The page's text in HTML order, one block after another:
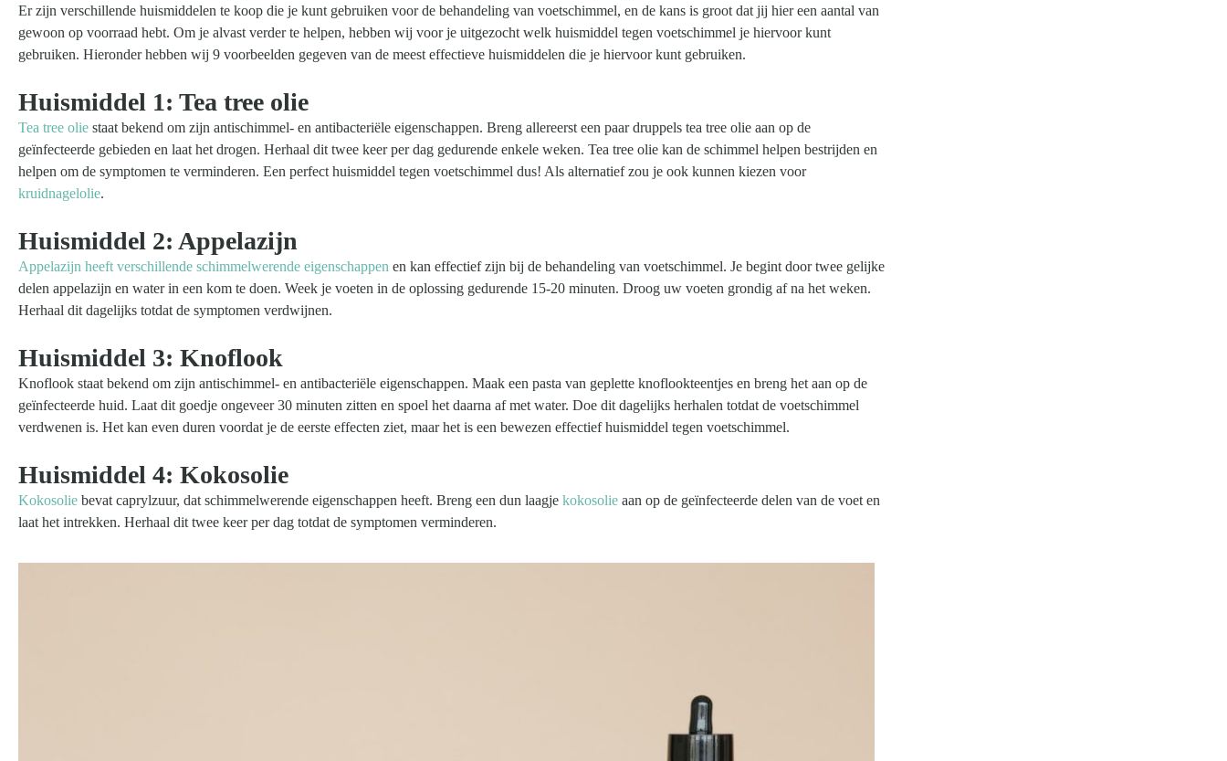
Er zijn verschillende huismiddelen te koop die je kunt gebruiken voor de behandeling van voetschimmel, en de kans is groot dat jij hier een aantal van
gewoon op voorraad hebt. Om je alvast verder te helpen, hebben wij voor je uitgezocht welk huismiddel tegen voetschimmel je hiervoor kunt
gebruiken. Hieronder hebben wij 9 voorbeelden gegeven van de meest effectieve huismiddelen die je hiervoor kunt gebruiken.
Huismiddel 1: Tea tree olie
Tea tree olie staat bekend om zijn antischimmel- en antibacteriële eigenschappen. Breng allereerst een paar druppels tea tree olie aan op de
geïnfecteerde gebieden en laat het drogen. Herhaal dit twee keer per dag gedurende enkele weken. Tea tree olie kan de schimmel helpen bestrijden en
helpen om de symptomen te verminderen. Een perfect huismiddel tegen voetschimmel dus! Als alternatief zou je ook kunnen kiezen voor
kruidnagelolie.
Huismiddel 2: Appelazijn
Appelazijn heeft verschillende schimmelwerende eigenschappen en kan effectief zijn bij de behandeling van voetschimmel. Je begint door twee gelijke
delen appelazijn en water in een kom te doen. Week je voeten in de oplossing gedurende 15-20 minuten. Droog uw voeten grondig af na het weken.
Herhaal dit dagelijks totdat de symptomen verdwijnen.
Huismiddel 3: Knoflook
Knoflook staat bekend om zijn antischimmel- en antibacteriële eigenschappen. Maak een pasta van geplette knoflookteentjes en breng het aan op de
geïnfecteerde huid. Laat dit goedje ongeveer 30 minuten zitten en spoel het daarna af met water. Doe dit dagelijks herhalen totdat de voetschimmel
verdwenen is. Het kan even duren voordat je de eerste effecten ziet, maar het is een bewezen effectief huismiddel tegen voetschimmel.
Huismiddel 4: Kokosolie
Kokosolie bevat caprylzuur, dat schimmelwerende eigenschappen heeft. Breng een dun laagje kokosolie aan op de geïnfecteerde delen van de voet en
laat het intrekken. Herhaal dit twee keer per dag totdat de symptomen verminderen.